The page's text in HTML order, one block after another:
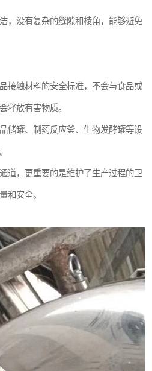
，没有复杂的缝隙和棱角，能够避免
接触材料的安全标准，不会与食品或
释放有害物质。
储罐、制药反应釜、生物发酵罐等设
道，更重要的是维护了生产过程的卫
和安全。